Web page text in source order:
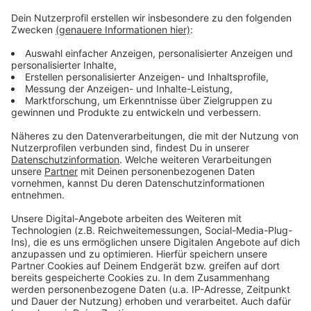
Weiter stark nachgefragt auf dem Düsseldorfer
Immobilienmarkt sind dagegen Eigentumswohnungen
oder -häuser. Das sei besonders in Krisenzeiten eine
sichere Geldanlage, so Schnorrenberger weiter. Im
März und April waren Wohnungen zwar kurzzeitig
günstiger geworden. Mittlerweile gehen die
Anzeige
Anzeige